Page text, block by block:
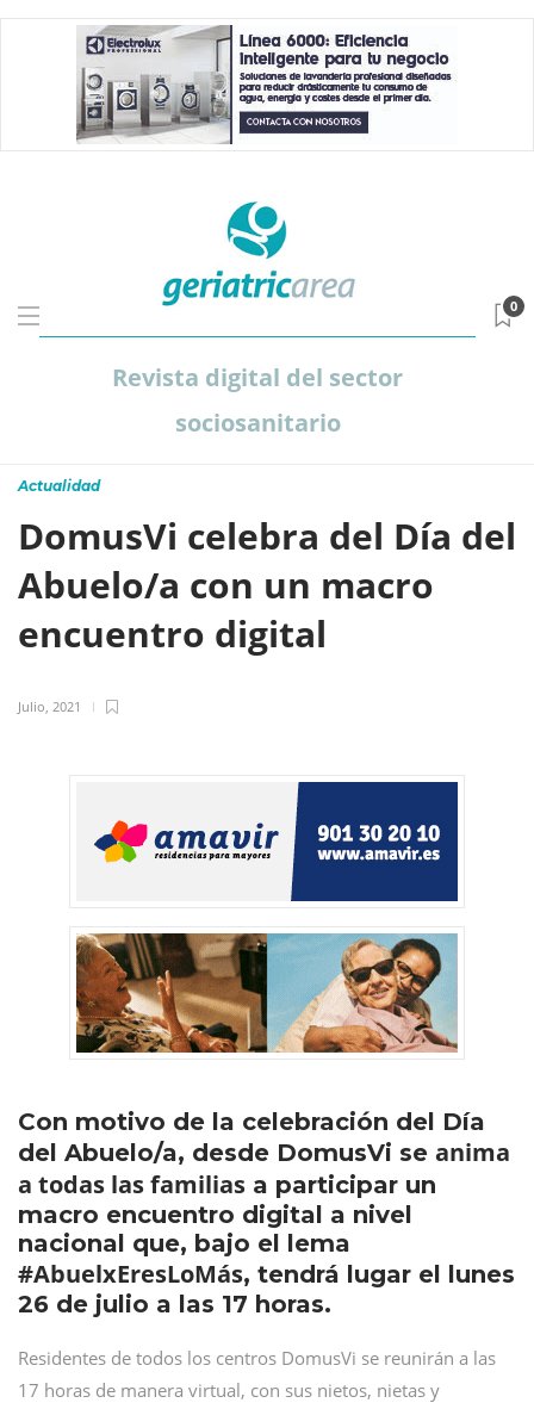
Revista digital del sector
sociosanitario
0
Actualidad
DomusVi celebra del Día del
Abuelo/a con un macro
encuentro digital
Julio, 2021
Con motivo de la celebración del Día
del Abuelo/a, desde DomusVi se anima
a todas las familias a participar un
macro encuentro digital a nivel
nacional que, bajo el lema
#AbuelxEresLoMás, tendrá lugar el lunes
26 de julio a las 17 horas.
Residentes de todos los centros DomusVi se reunirán a las
17 horas de manera virtual, con sus nietos, nietas y